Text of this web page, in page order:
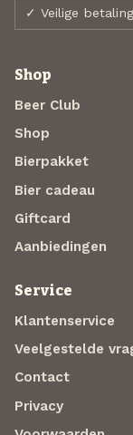
✓ Veilige betaling
Shop
Beer Club
Shop
Bierpakket
Bier cadeau
Giftcard
Aanbiedingen
Service
Klantenservice
Veelgestelde
Contact
Privacy